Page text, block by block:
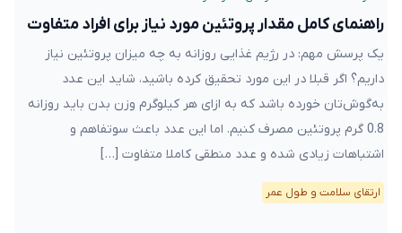
راهنمای کامل مقدار پروتئین مورد نیاز برای افراد متفاوت
یک پرسش مهم: در رژیم غذایی‌ روزانه به چه میزان پروتئین نیاز
داریم؟ اگر قبلا در این مورد تحقیق کرده ‌باشید، شاید این عدد
به‌گوش‌تان خورده باشد که به ازای هر کیلوگرم وزن بدن باید روزانه
0.8 گرم پروتئین مصرف کنیم. اما این عدد باعث سوتفاهم و
اشتباهات زیادی شده و عدد منطقی کاملا متفاوت […]
ارتقای سلامت و طول عمر